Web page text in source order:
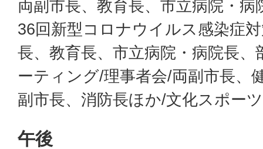
両副市長、教育長、市立病院・
36回新型コロナウイルス感染症
長、教育長、市立病院・病院長
ーティング/理事者会/両副市長、
副市長、消防長ほか/文化スポー
午後